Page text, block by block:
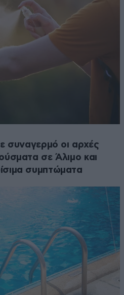
συναγερμό οι αρχές
σε Άλιμο και
συμπτώματα